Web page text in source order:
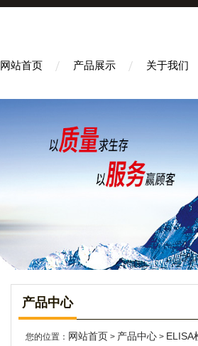
网站首页 产品展示 关于我们
产品中心
您的位置： 网站首页 > 产品中心 > ELISA